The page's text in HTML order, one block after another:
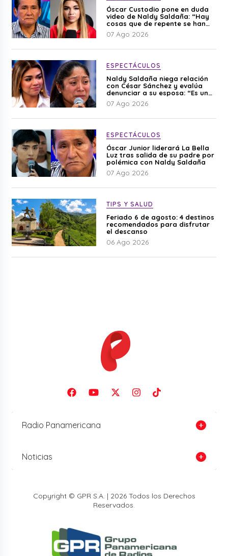
Óscar Custodio pone en duda
video de Naldy Saldaña: “Hay
cosas que de repente se han
editado”
07 Ago 2026
ESPECTÁCULOS
Naldy Saldaña niega relación
con César Sánchez y evalúa
denunciar a su esposa: “Es una
difamación”
07 Ago 2026
ESPECTÁCULOS
Óscar Junior liderará La Bella
Luz tras salida de su padre por
polémica con Naldy Saldaña
07 Ago 2026
TIPS Y SALUD
Feriado 6 de agosto: 4 destinos
recomendados para disfrutar
el descanso
06 Ago 2026
Radio Panamericana
Noticias
Copyright © GPR S.A. | 2026 Todos los Derechos
Reservados.